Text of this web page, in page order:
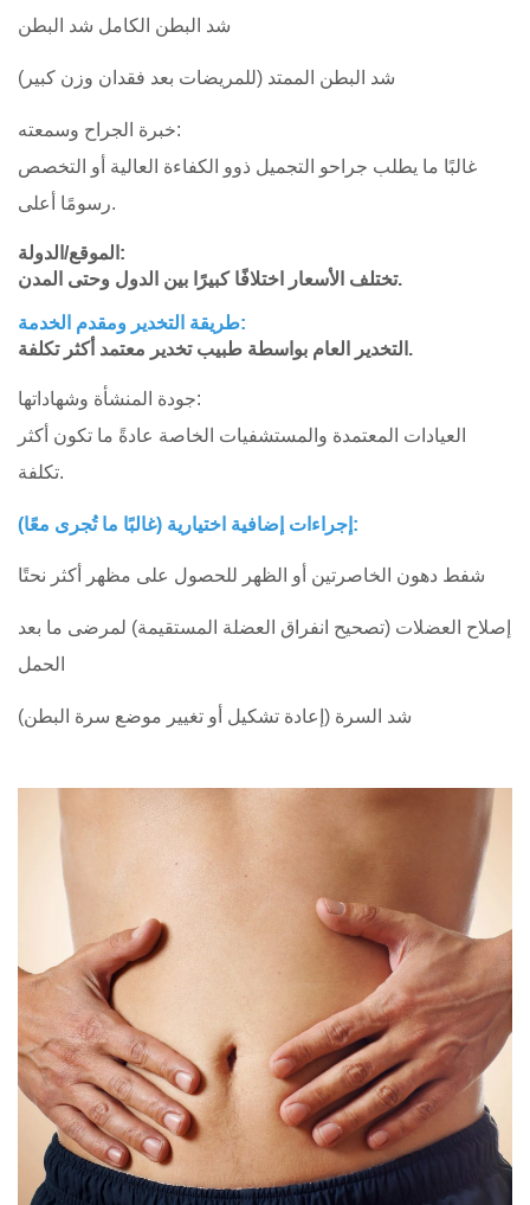
شد البطن الكامل شد البطن
شد البطن الممتد (للمريضات بعد فقدان وزن كبير)
خبرة الجراح وسمعته:
غالبًا ما يطلب جراحو التجميل ذوو الكفاءة العالية أو التخصص
رسومًا أعلى.
الموقع/الدولة:
تختلف الأسعار اختلافًا كبيرًا بين الدول وحتى المدن.
طريقة التخدير ومقدم الخدمة:
التخدير العام بواسطة طبيب تخدير معتمد أكثر تكلفة.
جودة المنشأة وشهاداتها:
العيادات المعتمدة والمستشفيات الخاصة عادةً ما تكون أكثر
تكلفة.
إجراءات إضافية اختيارية (غالبًا ما تُجرى معًا):
شفط دهون الخاصرتين أو الظهر للحصول على مظهر أكثر نحتًا
إصلاح العضلات (تصحيح انفراق العضلة المستقيمة) لمرضى ما بعد
الحمل
شد السرة (إعادة تشكيل أو تغيير موضع سرة البطن)